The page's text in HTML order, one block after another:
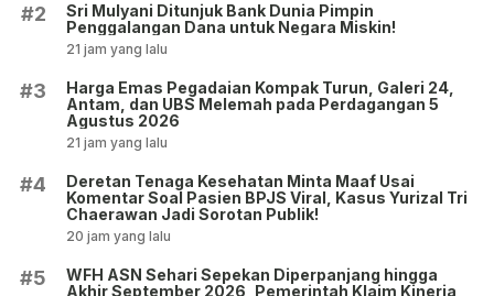
#2
Sri Mulyani Ditunjuk Bank Dunia Pimpin
Penggalangan Dana untuk Negara Miskin!
21 jam yang lalu
#3
Harga Emas Pegadaian Kompak Turun, Galeri 24,
Antam, dan UBS Melemah pada Perdagangan 5
Agustus 2026
21 jam yang lalu
#4
Deretan Tenaga Kesehatan Minta Maaf Usai
Komentar Soal Pasien BPJS Viral, Kasus Yurizal Tri
Chaerawan Jadi Sorotan Publik!
20 jam yang lalu
#5
WFH ASN Sehari Sepekan Diperpanjang hingga
Akhir September 2026, Pemerintah Klaim Kinerja